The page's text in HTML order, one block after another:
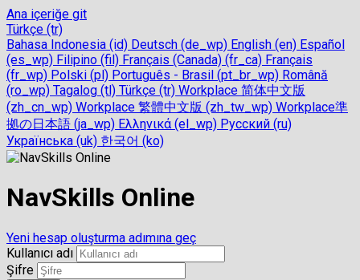
Ana içeriğe git
Türkçe ‎(tr)‎
Bahasa Indonesia ‎(id)‎ Deutsch ‎(de_wp)‎ English ‎(en)‎ Español
‎(es_wp)‎ Filipino ‎(fil)‎ Français (Canada) ‎(fr_ca)‎ Français
‎(fr_wp)‎ Polski ‎(pl)‎ Português - Brasil ‎(pt_br_wp)‎ Română
‎(ro_wp)‎ Tagalog ‎(tl)‎ Türkçe ‎(tr)‎ Workplace 简体中文版
‎(zh_cn_wp)‎ Workplace 繁體中文版 ‎(zh_tw_wp)‎ Workplace準
拠の日本語 ‎(ja_wp)‎ Ελληνικά ‎(el_wp)‎ Русский ‎(ru)‎
Українська ‎(uk)‎ 한국어 ‎(ko)‎
NavSkills Online
Yeni hesap oluşturma adımına geç
Kullanıcı adı
Şifre